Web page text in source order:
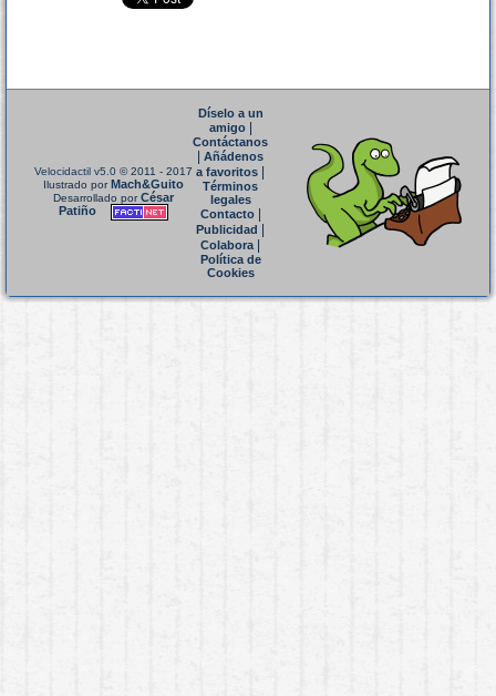
Velocidactil v5.0 © 2011 - 2017
Ilustrado porMach&Guito
Desarrollado porCésar
Patiño
Díselo a un
amigo|
Contáctanos
Añádenos
a favoritos
Términos
legales
Contacto|
Publicidad
Colabora|
Política de
Cookies